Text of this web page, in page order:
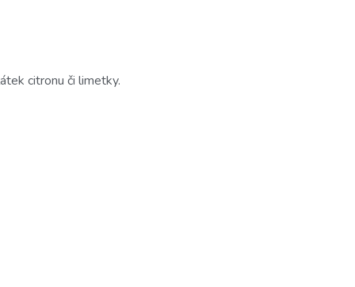
citronu či limetky.